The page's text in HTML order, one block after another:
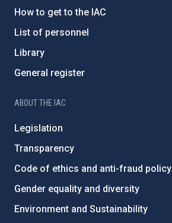
How to get to the IAC
List of personnel
Library
General register
ABOUT THE IAC
Legislation
Transparency
Code of ethics and anti-fraud policy
Gender equality and diversity
Environment and Sustainability